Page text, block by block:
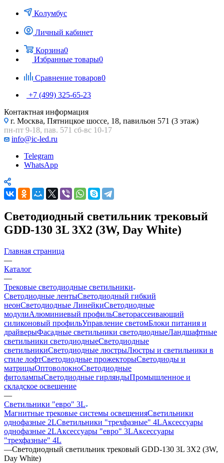
Колумбус
Личный кабинет
Корзина0
Избранные товары0
Сравнение товаров0
+7 (499) 325-65-23
Контактная информация
г. Москва, Пятницкое шоссе, 18, павильон 571 (3 этаж)
пн-пт 9-18, пав. 571 сб-вс 10-17
info@ic-led.ru
Telegram
WhatsApp
Светодиодный светильник трековый
GDD-130 3L 3X2 (3W, Day White)
Главная страница
—
Каталог
—
Трековые светодиодные светильники
Светодиодные лентыСветодиодный гибкий
неонСветодиодные ЛинейкиСветодиодные
модулиАлюминиевый профильСветорассеивающий
силиконовый профильУправление светомБлоки питания и
драйверыФасадные светильники светодиодныеЛандшафтные
светильники светодиодныеСветодиодные
светильникиСветодиодные люстрыЛюстры и светильники в
стиле лофтСветодиодные прожекторыСветодиоды и
матрицыОптоволокноСветодиодные
фитолампыСветодиодные гирляндыПромышленное и
складское освещение
—
Светильники "евро" 3L
Магнитные трековые системы освещенияСветильники
однофазные 2LСветильники "трехфазные" 4LАксессуары
однофазные 2LАксессуары "евро" 3LАксессуары
"трехфазные" 4L
—Светодиодный светильник трековый GDD-130 3L 3X2 (3W,
Day White)